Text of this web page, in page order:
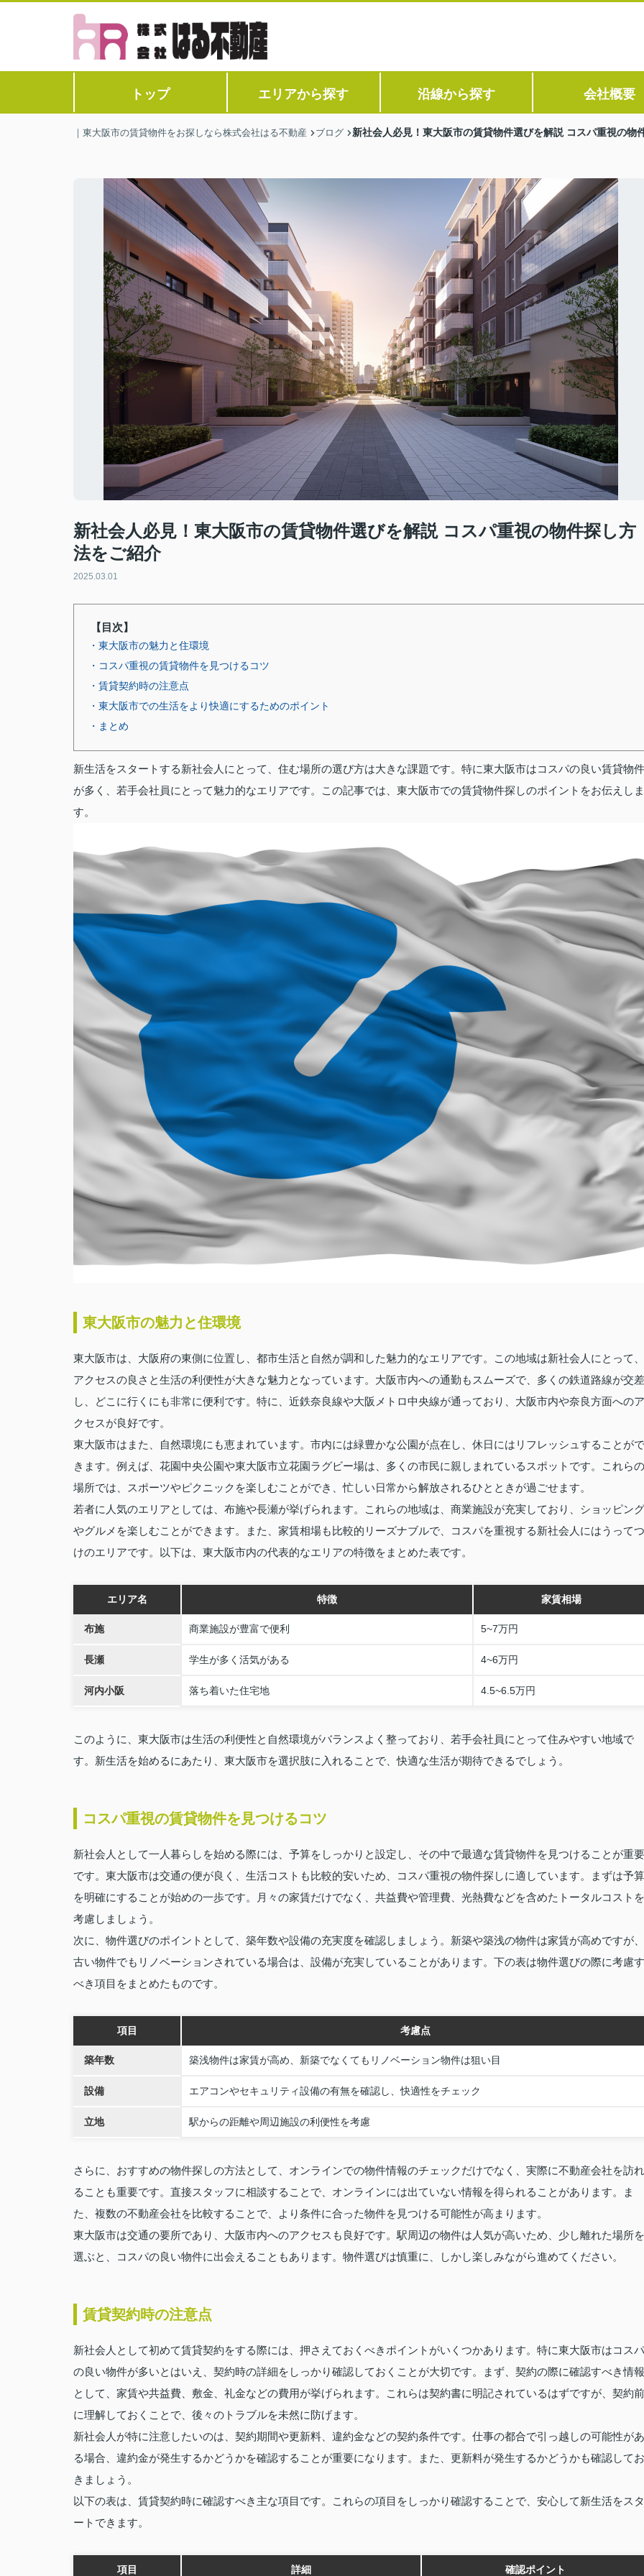
トップ エリアから探す 沿線から探す 会社概要
｜東大阪市の賃貸物件をお探しなら株式会社はる不動産 ブログ 新社会人必見！東大阪市の賃貸物件選びを解説 コスパ重視の物
新社会人必見！東大阪市の賃貸物件選びを解説 コスパ重視の物件探し方
法をご紹介
2025.03.01
【目次】
・東大阪市の魅力と住環境
・コスパ重視の賃貸物件を見つけるコツ
・賃貸契約時の注意点
・東大阪市での生活をより快適にするためのポイント
・まとめ
新生活をスタートする新社会人にとって、住む場所の選び方は大きな課題です。特に東大阪市はコスパの良い賃貸物件
が多く、若手会社員にとって魅力的なエリアです。この記事では、東大阪市での賃貸物件探しのポイントをお伝えしま
す。
東大阪市の魅力と住環境
東大阪市は、大阪府の東側に位置し、都市生活と自然が調和した魅力的なエリアです。この地域は新社会人にとって、
アクセスの良さと生活の利便性が大きな魅力となっています。大阪市内への通勤もスムーズで、多くの鉄道路線が交差
し、どこに行くにも非常に便利です。特に、近鉄奈良線や大阪メトロ中央線が通っており、大阪市内や奈良方面へのア
クセスが良好です。
東大阪市はまた、自然環境にも恵まれています。市内には緑豊かな公園が点在し、休日にはリフレッシュすることがで
きます。例えば、花園中央公園や東大阪市立花園ラグビー場は、多くの市民に親しまれているスポットです。これらの
場所では、スポーツやピクニックを楽しむことができ、忙しい日常から解放されるひとときが過ごせます。
若者に人気のエリアとしては、布施や長瀬が挙げられます。これらの地域は、商業施設が充実しており、ショッピング
やグルメを楽しむことができます。また、家賃相場も比較的リーズナブルで、コスパを重視する新社会人にはうってつ
けのエリアです。以下は、東大阪市内の代表的なエリアの特徴をまとめた表です。
エリア名 特徴 家賃相場
布施 商業施設が豊富で便利 5~7万円
長瀬 学生が多く活気がある 4~6万円
河内小阪 落ち着いた住宅地 4.5~6.5万円
このように、東大阪市は生活の利便性と自然環境がバランスよく整っており、若手会社員にとって住みやすい地域で
す。新生活を始めるにあたり、東大阪市を選択肢に入れることで、快適な生活が期待できるでしょう。
コスパ重視の賃貸物件を見つけるコツ
新社会人として一人暮らしを始める際には、予算をしっかりと設定し、その中で最適な賃貸物件を見つけることが重要
です。東大阪市は交通の便が良く、生活コストも比較的安いため、コスパ重視の物件探しに適しています。まずは予算
を明確にすることが始めの一歩です。月々の家賃だけでなく、共益費や管理費、光熱費などを含めたトータルコストを
考慮しましょう。
次に、物件選びのポイントとして、築年数や設備の充実度を確認しましょう。新築や築浅の物件は家賃が高めですが、
古い物件でもリノベーションされている場合は、設備が充実していることがあります。下の表は物件選びの際に考慮す
べき項目をまとめたものです。
項目 考慮点
築年数 築浅物件は家賃が高め、新築でなくてもリノベーション物件は狙い目
設備 エアコンやセキュリティ設備の有無を確認し、快適性をチェック
立地 駅からの距離や周辺施設の利便性を考慮
さらに、おすすめの物件探しの方法として、オンラインでの物件情報のチェックだけでなく、実際に不動産会社を訪れ
ることも重要です。直接スタッフに相談することで、オンラインには出ていない情報を得られることがあります。ま
た、複数の不動産会社を比較することで、より条件に合った物件を見つける可能性が高まります。
東大阪市は交通の要所であり、大阪市内へのアクセスも良好です。駅周辺の物件は人気が高いため、少し離れた場所を
選ぶと、コスパの良い物件に出会えることもあります。物件選びは慎重に、しかし楽しみながら進めてください。
賃貸契約時の注意点
新社会人として初めて賃貸契約をする際には、押さえておくべきポイントがいくつかあります。特に東大阪市はコスパ
の良い物件が多いとはいえ、契約時の詳細をしっかり確認しておくことが大切です。まず、契約の際に確認すべき情報
として、家賃や共益費、敷金、礼金などの費用が挙げられます。これらは契約書に明記されているはずですが、契約前
に理解しておくことで、後々のトラブルを未然に防げます。
新社会人が特に注意したいのは、契約期間や更新料、違約金などの契約条件です。仕事の都合で引っ越しの可能性があ
る場合、違約金が発生するかどうかを確認することが重要になります。また、更新料が発生するかどうかも確認してお
きましょう。
以下の表は、賃貸契約時に確認すべき主な項目です。これらの項目をしっかり確認することで、安心して新生活をスタ
ートできます。
項目 詳細 確認ポイント